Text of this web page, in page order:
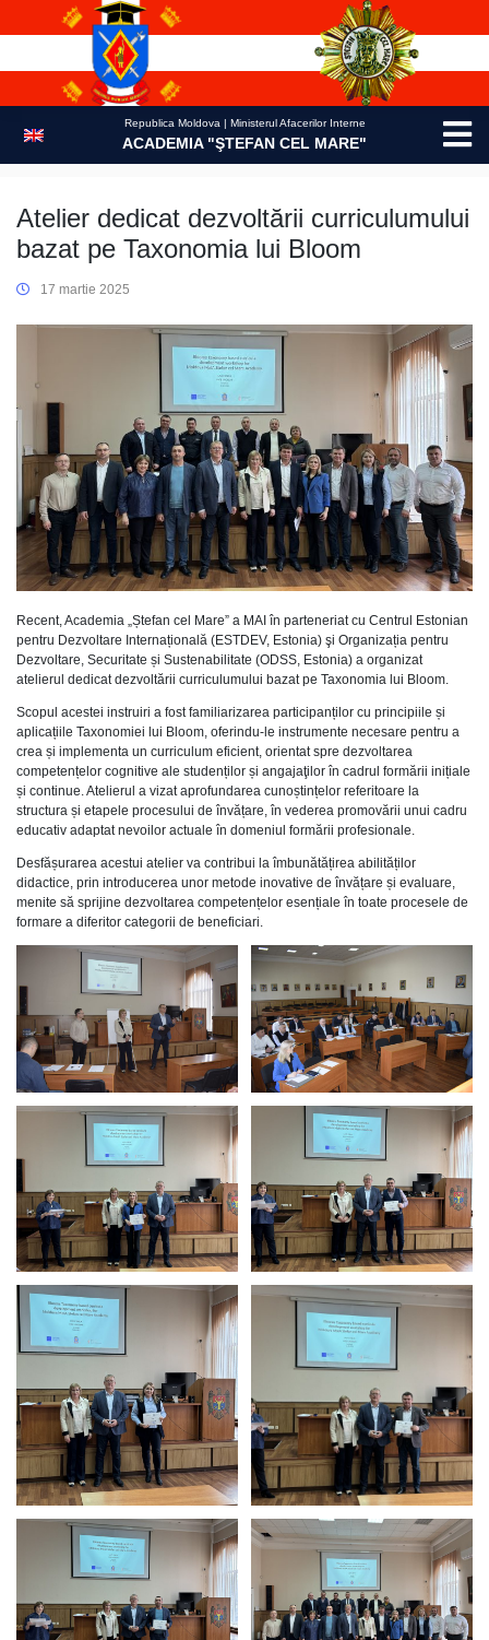
Republica Moldova | Ministerul Afacerilor Interne
ACADEMIA "ŞTEFAN CEL MARE"
Atelier dedicat dezvoltării curriculumului
bazat pe Taxonomia lui Bloom
17 martie 2025
Recent, Academia „Ștefan cel Mare” a MAI în parteneriat cu Centrul Estonian
pentru Dezvoltare Internațională (ESTDEV, Estonia) şi Organizația pentru
Dezvoltare, Securitate și Sustenabilitate (ODSS, Estonia) a organizat
atelierul dedicat dezvoltării curriculumului bazat pe Taxonomia lui Bloom.
Scopul acestei instruiri a fost familiarizarea participanților cu principiile și
aplicațiile Taxonomiei lui Bloom, oferindu-le instrumente necesare pentru a
crea și implementa un curriculum eficient, orientat spre dezvoltarea
competențelor cognitive ale studenților și angajaţilor în cadrul formării inițiale
și continue. Atelierul a vizat aprofundarea cunoștințelor referitoare la
structura și etapele procesului de învățare, în vederea promovării unui cadru
educativ adaptat nevoilor actuale în domeniul formării profesionale.
Desfășurarea acestui atelier va contribui la îmbunătățirea abilităților
didactice, prin introducerea unor metode inovative de învățare și evaluare,
menite să sprijine dezvoltarea competențelor esențiale în toate procesele de
formare a diferitor categorii de beneficiari.